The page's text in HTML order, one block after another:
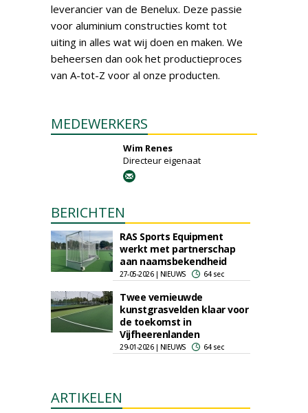
leverancier van de Benelux. Deze passie
voor aluminium constructies komt tot
uiting in alles wat wij doen en maken. We
beheersen dan ook het productieproces
van A-tot-Z voor al onze producten.
MEDEWERKERS
Wim Renes
Directeur eigenaat
BERICHTEN
RAS Sports Equipment
werkt met partnerschap
aan naamsbekendheid
27-05-2026 | NIEUWS 64 sec
Twee vernieuwde
kunstgrasvelden klaar voor
de toekomst in
Vijfheerenlanden
29-01-2026 | NIEUWS 64 sec
ARTIKELEN